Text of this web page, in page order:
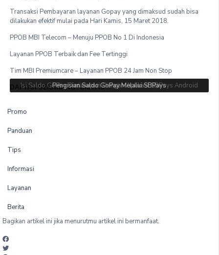
Topup Saldo GoPay Melalui SBPays
Isi Saldo GoPay Dimanapun Dengan Aplikasi SBPays Android
Pengisian Saldo GoPay Melalui SBPays
Transaksi Pembayaran layanan Gopay yang dimaksud sudah bisa
dilakukan efektif mulai pada Hari Kamis, 15 Maret 2018.
PPOB MBI Telecom – Menuju PPOB No 1 Di Indonesia
Layanan PPOB Terbaik dan Fee Tertinggi
Tim MBI Premiumcare – Layanan PPOB 24 Jam Non Stop
DAFTAR SEKARANG, GRATIS!!!
Promo
Panduan
Tips
Informasi
Layanan
Berita
Bagikan artikel ini jika menurutmu artikel ini bermanfaat.